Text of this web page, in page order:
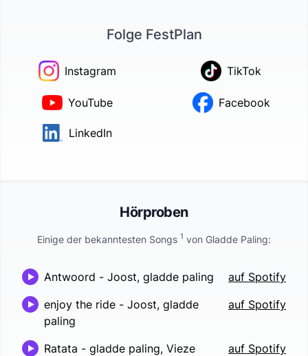
Folge FestPlan
Instagram TikTok
YouTube Facebook
LinkedIn
Hörproben
Einige der bekanntesten Songs 1 von Gladde Paling:
Antwoord - Joost, gladde paling
auf Spotify
enjoy the ride - Joost, gladde
paling
auf Spotify
Ratata - gladde paling, Vieze
auf Spotify